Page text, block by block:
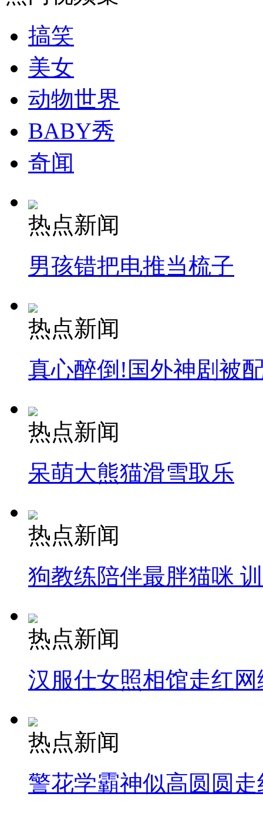
搞笑
美女
动物世界
BABY秀
奇闻
热点新闻
男孩错把电推当梳子
热点新闻
真心醉倒!国外神剧被
热点新闻
呆萌大熊猫滑雪取乐
热点新闻
狗教练陪伴最胖猫咪
热点新闻
汉服仕女照相馆走红网
热点新闻
警花学霸神似高圆圆走